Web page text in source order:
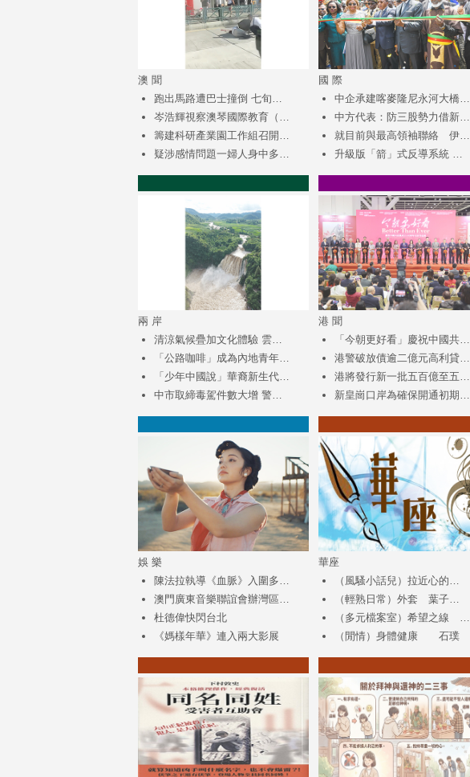
澳 聞
跑出馬路遭巴士撞倒 七旬…
岑浩輝視察澳琴國際教育（…
籌建科研產業園工作組召開…
疑涉感情問題一婦人身中多…
國 際
中企承建喀麥隆尼永河大橋…
中方代表：防三股勢力借新…
就目前與最高領袖聯絡 伊…
升級版「箭」式反導系統 …
兩 岸
清涼氣候疊加文化體驗 雲…
「公路咖啡」成為內地青年…
「少年中國說」華裔新生代…
中市取締毒駕件數大增 警…
港 聞
「今朝更好看」慶祝中國共…
港警破放債逾二億元高利貸…
港將發行新一批五百億至五…
新皇崗口岸為確保開通初期…
娛 樂
陳法拉執導《血脈》入圍多…
澳門廣東音樂聯誼會辦灣區…
杜德偉快閃台北
《媽樣年華》連入兩大影展
華座
（風騷小話兒）​拉近心的…
（輕熟日常）​外套 葉子…
（多元檔案室）希望之線 …
（閒情）身體健康 石璞